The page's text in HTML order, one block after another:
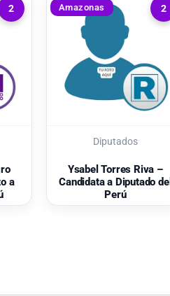
2
a
2
Amazonas
Diputados
Ysabel Torres Riva –
Candidata a Diputado del
Perú